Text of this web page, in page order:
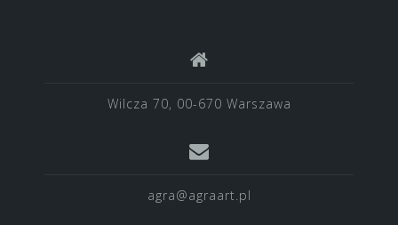
Wilcza 70, 00-670 Warszawa
agra@agraart.pl